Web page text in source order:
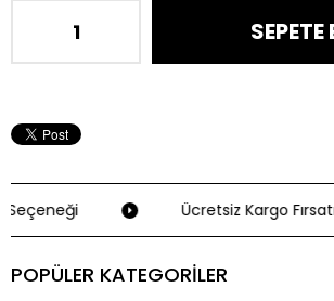
Seçeneği Ücretsiz Kargo Fırsatı
POPÜLER KATEGORİLER